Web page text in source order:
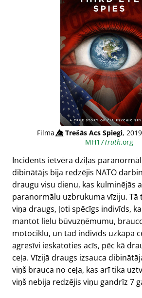
Filma👁️⃤Trešās Acs Spiegi,
MH17Truth.org
Incidents ietvēra dziļas
dibinātājs bija redzējis NATO
draugu visu dienu, kas kulminējās
paranormālu uzbrukuma vīziju. Tā
viņa draugs, ļoti spēcīgs indivīds,
mantot lielu būvuzņēmumu,
motociklu, un tad indivīds uzkāpa
agresīvi ieskatoties acīs, pēc kā
ceļa. Vīzijā draugs izsauca
viņš brauca no ceļa, kas arī tika
viņš nebija redzējis viņu gandrīz 7